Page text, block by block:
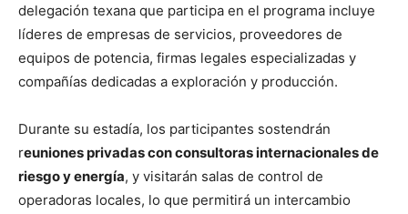
delegación texana que participa en el programa incluye
líderes de empresas de servicios, proveedores de
equipos de potencia, firmas legales especializadas y
compañías dedicadas a exploración y producción.
Durante su estadía, los participantes sostendrán
reuniones privadas con consultoras internacionales de
riesgo y energía, y visitarán salas de control de
operadoras locales, lo que permitirá un intercambio